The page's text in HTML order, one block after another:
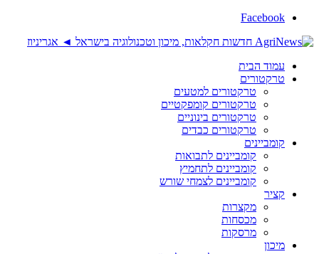
Facebook
עמוד הבית
טרקטורים
טרקטורים למטעים
טרקטורים קומפקטיים
טרקטורים בינוניים
טרקטורים כבדים
קומביינים
קומביינים לתבואות
קומביינים לתחמיץ
קומביינים לצמחי שורש
קציר
מקצרות
מכסחות
מרסקות
מיכון